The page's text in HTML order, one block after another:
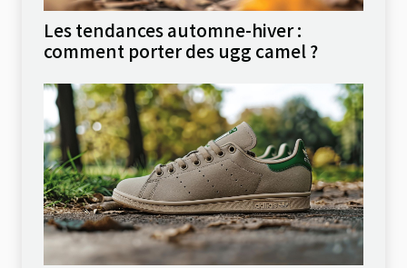
Les tendances automne-hiver :
comment porter des ugg camel ?